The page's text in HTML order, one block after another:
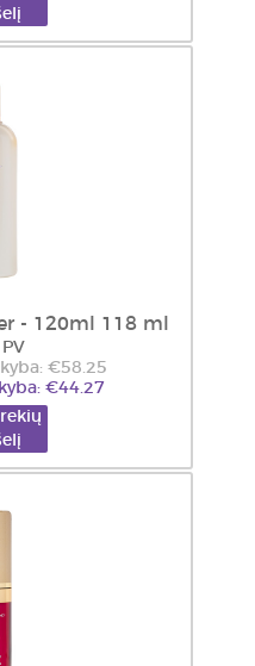
- 120ml 118 ml
€58.25
€44.27